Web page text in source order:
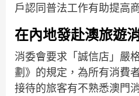
戶認同普法工作有助提高
在內地發赴澳旅遊
消委會要求「誠信店」嚴
劃》的規定，為所有消費
接待的旅客有不熟悉澳門